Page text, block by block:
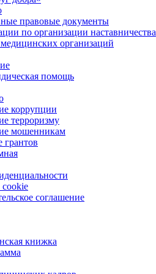
правовые документы
по организации наставничества
организаций
помощь
коррупции
терроризму
мошенникам
грантов
соглашение
книжка